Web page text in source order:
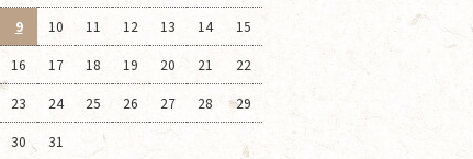
9 10 11 12 13 14 15
16 17 18 19 20 21 22
23 24 25 26 27 28 29
30 31